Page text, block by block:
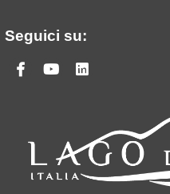
Seguici su:
Facebook
Youtube